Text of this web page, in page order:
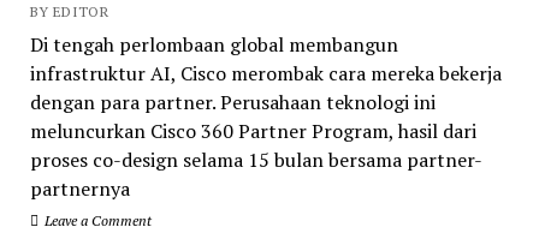
BY EDITOR
Di tengah perlombaan global membangun
infrastruktur AI, Cisco merombak cara mereka bekerja
dengan para partner. Perusahaan teknologi ini
meluncurkan Cisco 360 Partner Program, hasil dari
proses co-design selama 15 bulan bersama partner-
partnernya
Leave a Comment